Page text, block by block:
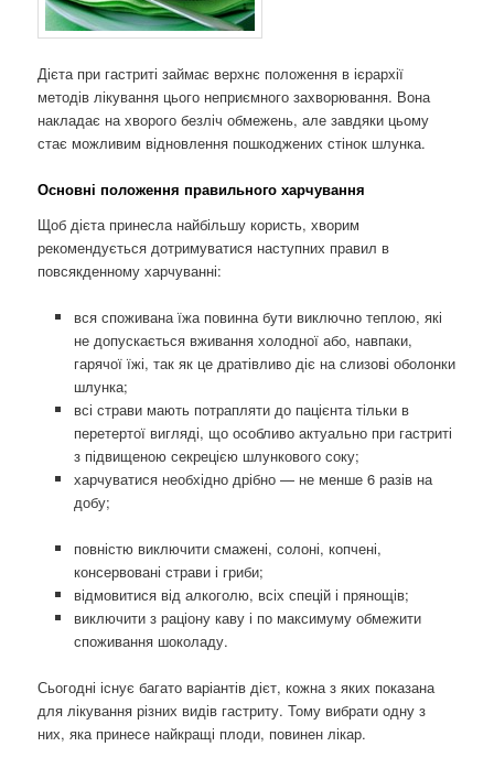
Дієта при гастриті займає верхнє положення в ієрархії
методів лікування цього неприємного захворювання. Вона
накладає на хворого безліч обмежень, але завдяки цьому
стає можливим відновлення пошкоджених стінок шлунка.
Основні положення правильного харчування
Щоб дієта принесла найбільшу користь, хворим
рекомендується дотримуватися наступних правил в
повсякденному харчуванні:
вся споживана їжа повинна бути виключно теплою, які
не допускається вживання холодної або, навпаки,
гарячої їжі, так як це дратівливо діє на слизові оболонки
шлунка;
всі страви мають потрапляти до пацієнта тільки в
перетертої вигляді, що особливо актуально при гастриті
з підвищеною секрецією шлункового соку;
харчуватися необхідно дрібно — не менше 6 разів на
добу;
повністю виключити смажені, солоні, копчені,
консервовані страви і гриби;
відмовитися від алкоголю, всіх спецій і прянощів;
виключити з раціону каву і по максимуму обмежити
споживання шоколаду.
Сьогодні існує багато варіантів дієт, кожна з яких показана
для лікування різних видів гастриту. Тому вибрати одну з
них, яка принесе найкращі плоди, повинен лікар.